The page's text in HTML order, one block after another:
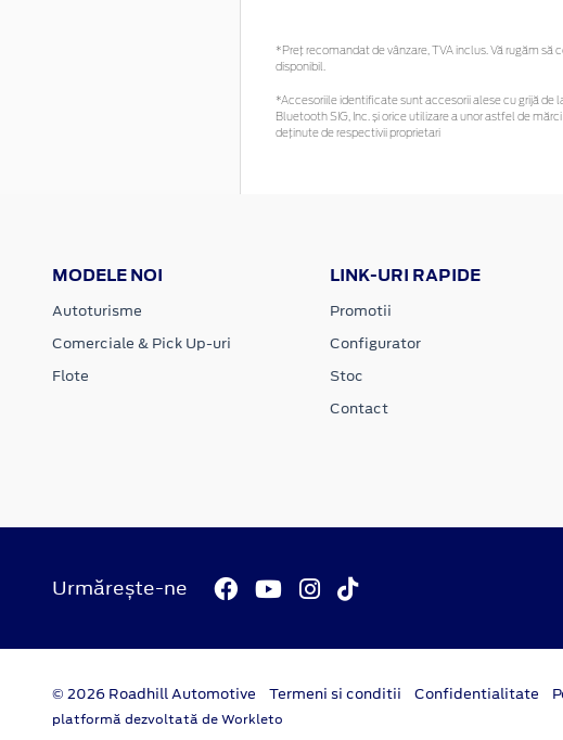
*Preţ recomandat de vânzare, TVA inclus. Vă rugăm
disponibil.
*Accesoriile identificate sunt accesorii alese cu grijă de
Bluetooth SIG, Inc. și orice utilizare a unor astfel de
deținute de respectivii proprietari
MODELE NOI
Autoturisme
Comerciale & Pick Up-uri
Flote
LINK-URI RAPIDE
Promotii
Configurator
Stoc
Contact
Urmărește-ne
© 2026 Roadhill Automotive Termeni si conditii Confidentialitate
platformă dezvoltată de Workleto